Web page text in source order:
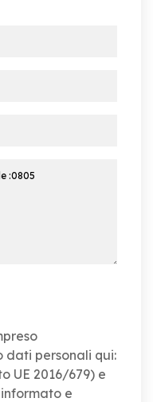
personali qui:
UE 2016/679) e
e